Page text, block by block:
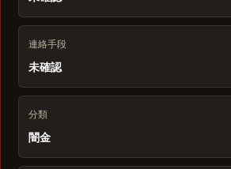
連絡手段
未確認
分類
闇金